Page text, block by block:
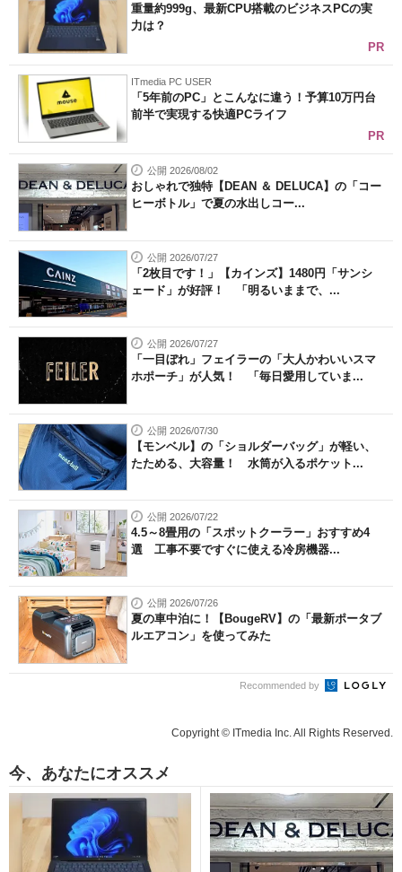
重量約999g、最新CPU搭載のビジネスPCの実
力は？
PR
ITmedia PC USER
「5年前のPC」とこんなに違う！予算10万円台
前半で実現する快適PCライフ
PR
公開 2026/08/02
おしゃれで独特【DEAN ＆ DELUCA】の「コー
ヒーボトル」で夏の水出しコー...
公開 2026/07/27
「2枚目です！」【カインズ】1480円「サンシ
ェード」が好評！ 「明るいままで、...
公開 2026/07/27
「一目ぼれ」フェイラーの「大人かわいいスマ
ホポーチ」が人気！ 「毎日愛用していま...
公開 2026/07/30
【モンベル】の「ショルダーバッグ」が軽い、
たためる、大容量！ 水筒が入るポケット...
公開 2026/07/22
4.5～8畳用の「スポットクーラー」おすすめ4
選 工事不要ですぐに使える冷房機器...
公開 2026/07/26
夏の車中泊に！【BougeRV】の「最新ポータブ
ルエアコン」を使ってみた
Recommended by
Copyright © ITmedia Inc. All Rights Reserved.
今、あなたにオススメ